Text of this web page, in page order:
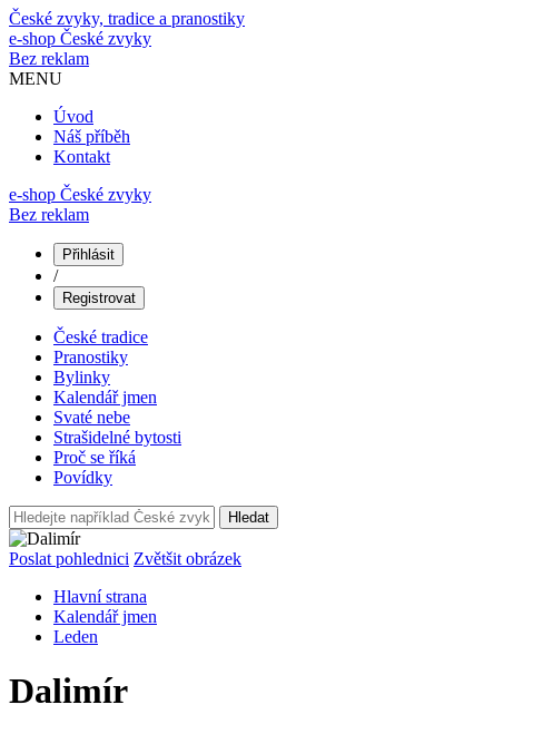
České zvyky, tradice a pranostiky
e-shop České zvyky
Bez reklam
MENU
Úvod
Náš příběh
Kontakt
e-shop České zvyky
Bez reklam
Přihlásit
/
Registrovat
České tradice
Pranostiky
Bylinky
Kalendář jmen
Svaté nebe
Strašidelné bytosti
Proč se říká
Povídky
Hledat
Poslat pohlednici Zvětšit obrázek
Hlavní strana
Kalendář jmen
Leden
Dalimír